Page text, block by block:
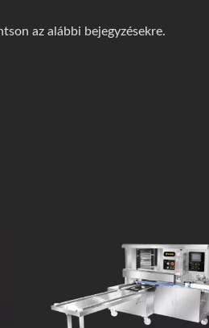
az alábbi bejegyzésekre.